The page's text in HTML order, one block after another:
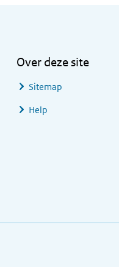
Over deze site
Sitemap
Help